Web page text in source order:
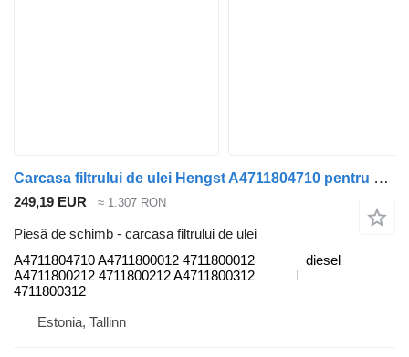
Carcasa filtrului de ulei Hengst A4711804710 pentru cap tractor Mercedes-Benz Actros MP4 Antos Arocs (2012-)
249,19 EUR ≈ 1.307 RON
Piesă de schimb - carcasa filtrului de ulei
A4711804710 A4711800012 4711800012
A4711800212 4711800212 A4711800312
4711800312
diesel
Estonia, Tallinn